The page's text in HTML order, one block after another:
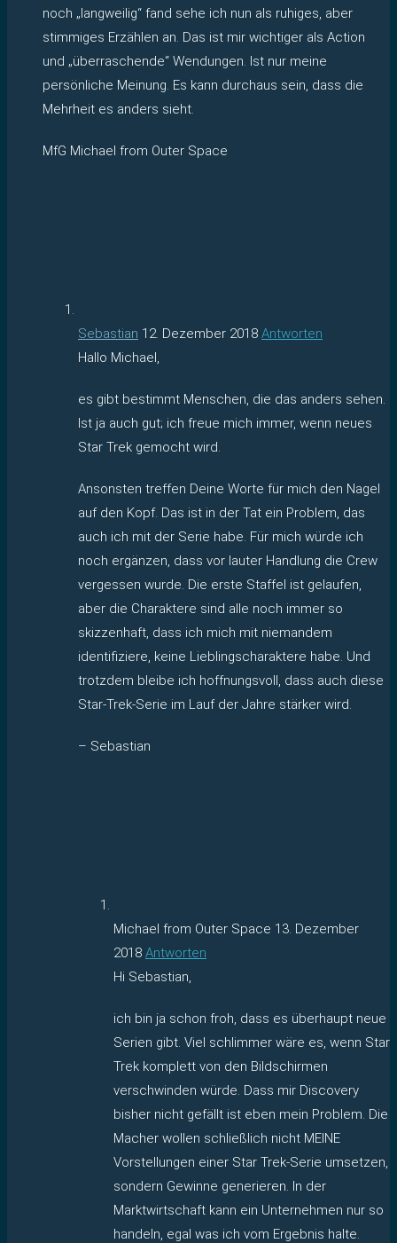
noch „langweilig“ fand sehe ich nun als ruhiges, aber
stimmiges Erzählen an. Das ist mir wichtiger als Action
und „überraschende“ Wendungen. Ist nur meine
persönliche Meinung. Es kann durchaus sein, dass die
Mehrheit es anders sieht.
MfG Michael from Outer Space
Sebastian 12. Dezember 2018 Antworten
Hallo Michael,
es gibt bestimmt Menschen, die das anders sehen.
Ist ja auch gut; ich freue mich immer, wenn neues
Star Trek gemocht wird.
Ansonsten treffen Deine Worte für mich den Nagel
auf den Kopf. Das ist in der Tat ein Problem, das
auch ich mit der Serie habe. Für mich würde ich
noch ergänzen, dass vor lauter Handlung die Crew
vergessen wurde. Die erste Staffel ist gelaufen,
aber die Charaktere sind alle noch immer so
skizzenhaft, dass ich mich mit niemandem
identifiziere, keine Lieblingscharaktere habe. Und
trotzdem bleibe ich hoffnungsvoll, dass auch diese
Star-Trek-Serie im Lauf der Jahre stärker wird.
– Sebastian
Michael from Outer Space 13. Dezember
2018 Antworten
Hi Sebastian,
ich bin ja schon froh, dass es überhaupt neue
Serien gibt. Viel schlimmer wäre es, wenn Star
Trek komplett von den Bildschirmen
verschwinden würde. Dass mir Discovery
bisher nicht gefällt ist eben mein Problem. Die
Macher wollen schließlich nicht MEINE
Vorstellungen einer Star Trek-Serie umsetzen,
sondern Gewinne generieren. In der
Marktwirtschaft kann ein Unternehmen nur so
handeln, egal was ich vom Ergebnis halte.